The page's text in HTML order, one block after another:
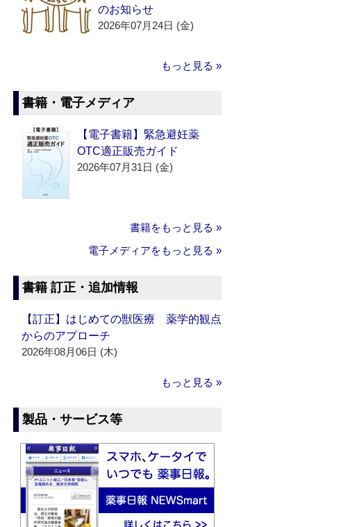
のお知らせ
2026年07月24日 (金)
もっと見る »
書籍・電子メディア
【電子書籍】緊急避妊薬
OTC適正販売ガイド
2026年07月31日 (金)
書籍をもっと見る »
電子メディアをもっと見る »
書籍 訂正・追加情報
【訂正】はじめての獣医療 薬学的観点
からのアプローチ
2026年08月06日 (木)
もっと見る »
製品・サービス等